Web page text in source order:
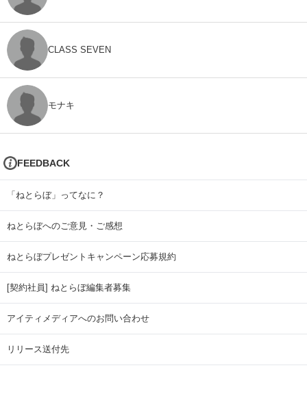
CLASS SEVEN
モナキ
FEEDBACK
「ねとらぼ」ってなに？
ねとらぼへのご意見・ご感想
ねとらぼプレゼントキャンペーン応募規約
[契約社員] ねとらぼ編集者募集
アイティメディアへのお問い合わせ
リリース送付先